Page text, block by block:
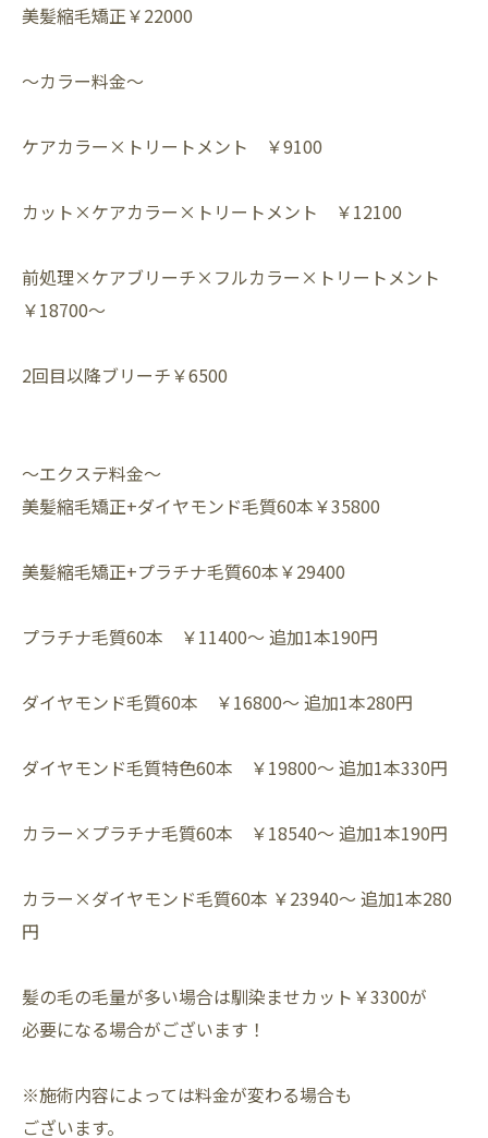
美髪縮毛矯正￥22000
～カラー料金～⁡
ケアカラー×トリートメント ￥9100⁡
カット×ケアカラー×トリートメント ￥12100⁡
前処理×ケアブリーチ×フルカラー×トリートメント
￥18700～⁡
2回目以降ブリーチ￥6500⁡
～エクステ料金～⁡
⁡美髪縮毛矯正+ダイヤモンド毛質60本￥35800
美髪縮毛矯正+プラチナ毛質60本￥29400
プラチナ毛質60本 ￥11400～ 追加1本190円⁡
ダイヤモンド毛質60本 ￥16800～ 追加1本280円⁡
ダイヤモンド毛質特色60本 ￥19800～ 追加1本330円⁡
カラー×プラチナ毛質60本 ￥18540～ 追加1本190円⁡
カラー×ダイヤモンド毛質60本 ￥23940～ 追加1本280
円⁡
髪の毛の毛量が多い場合は馴染ませカット￥3300が⁡
必要になる場合がございます！⁡
※施術内容によっては料金が変わる場合も⁡
ございます。⁡